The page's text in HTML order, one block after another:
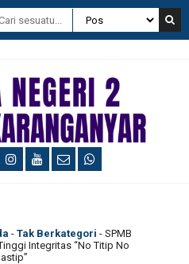
- Tak Berkategori - SPMB
Integritas “No Titip No